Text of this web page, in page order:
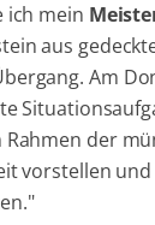
ich mein
aus
Am
Rahmen der
vorstellen